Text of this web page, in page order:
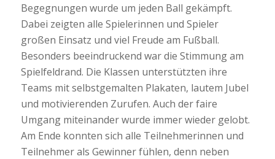
Begegnungen wurde um jeden Ball gekämpft.
Dabei zeigten alle Spielerinnen und Spieler
großen Einsatz und viel Freude am Fußball.
Besonders beeindruckend war die Stimmung am
Spielfeldrand. Die Klassen unterstützten ihre
Teams mit selbstgemalten Plakaten, lautem Jubel
und motivierenden Zurufen. Auch der faire
Umgang miteinander wurde immer wieder gelobt.
Am Ende konnten sich alle Teilnehmerinnen und
Teilnehmer als Gewinner fühlen, denn neben